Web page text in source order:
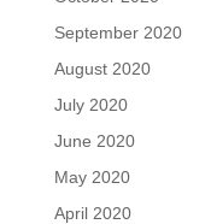
September 2020
August 2020
July 2020
June 2020
May 2020
April 2020